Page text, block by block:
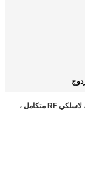
جهاز استشعار حركة قابل للتخفيف من مدخل 12V / 24V DC ، لاسلكي RF متكامل ،